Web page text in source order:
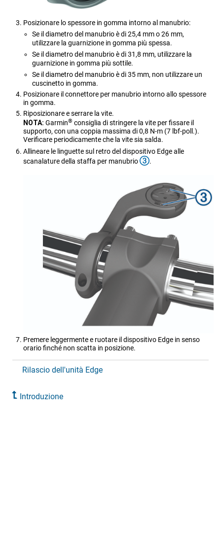
Posizionare lo spessore in gomma intorno al manubrio:
Se il diametro del manubrio è di 25,4 mm o 26 mm,
utilizzare la guarnizione in gomma più spessa.
Se il diametro del manubrio è di 31,8 mm, utilizzare la
guarnizione in gomma più sottile.
Se il diametro del manubrio è di 35 mm, non utilizzare un
cuscinetto in gomma.
Posizionare il connettore per manubrio intorno allo spessore
in gomma.
Riposizionare e serrare la vite.
NOTA: Garmin® consiglia di stringere la vite per fissare il
supporto, con una coppia massima di 0,8 N-m (7 lbf-poll.).
Verificare periodicamente che la vite sia salda.
Allineare le linguette sul retro del dispositivo Edge alle
scanalature della staffa per manubrio
.
Premere leggermente e ruotare il dispositivo Edge in senso
orario finché non scatta in posizione.
Rilascio dell'unità Edge
Introduzione